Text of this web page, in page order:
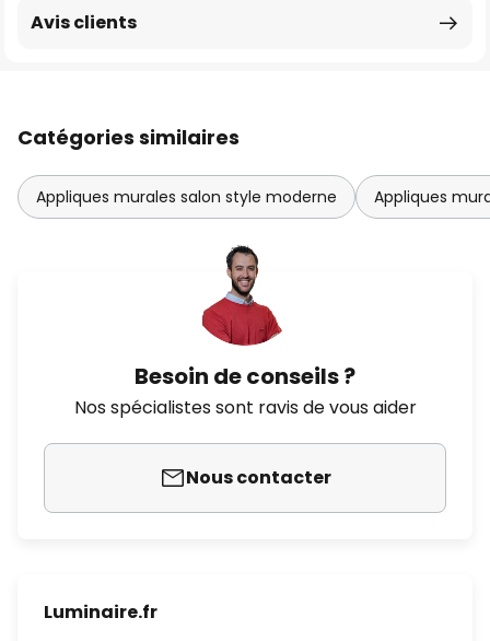
Avis clients
Catégories similaires
Appliques murales salon style moderne Appliques
Besoin de conseils ?
Nos spécialistes sont ravis de vous aider
Nous contacter
Luminaire.fr